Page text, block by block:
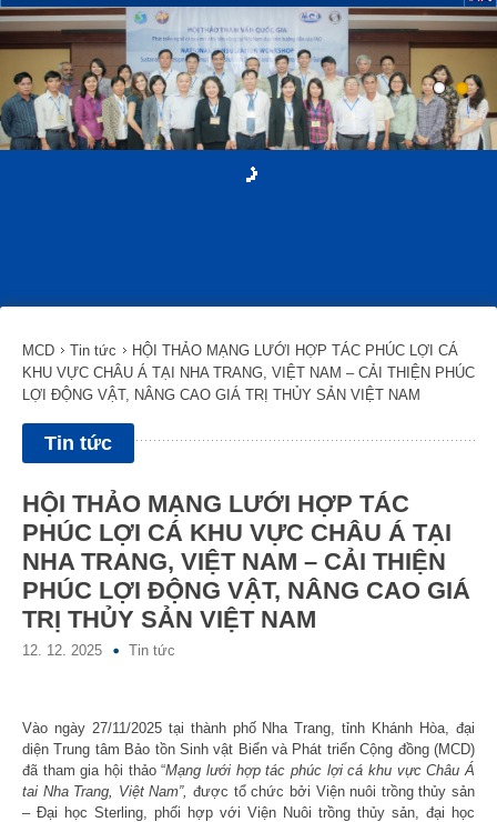
MCD Tin tức
HỘI THẢO MẠNG LƯỚI HỢP TÁC PHÚC LỢI CÁ
KHU VỰC CHÂU Á TẠI NHA TRANG, VIỆT NAM – CẢI THIỆN PHÚC
LỢI ĐỘNG VẬT, NÂNG CAO GIÁ TRỊ THỦY SẢN VIỆT NAM
Tin tức
HỘI THẢO MẠNG LƯỚI HỢP TÁC
PHÚC LỢI CÁ KHU VỰC CHÂU Á TẠI
NHA TRANG, VIỆT NAM – CẢI THIỆN
PHÚC LỢI ĐỘNG VẬT, NÂNG CAO GIÁ
TRỊ THỦY SẢN VIỆT NAM
12. 12. 2025 Tin tức
Vào ngày 27/11/2025 tại thành phố Nha Trang, tỉnh Khánh Hòa, đại
diện Trung tâm Bảo tồn Sinh vật Biển và Phát triển Cộng đồng (MCD)
đã tham gia hội thảo “Mạng lưới hợp tác phúc lợi cá khu vực Châu Á
tai Nha Trang, Việt Nam”,được tổ chức bởi Viện nuôi trồng thủy sản
– Đại học Sterling, phối hợp với Viện Nuôi trồng thủy sản, đại học